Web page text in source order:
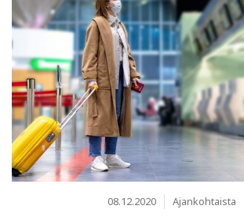
08.12.2020 Ajankohtaista